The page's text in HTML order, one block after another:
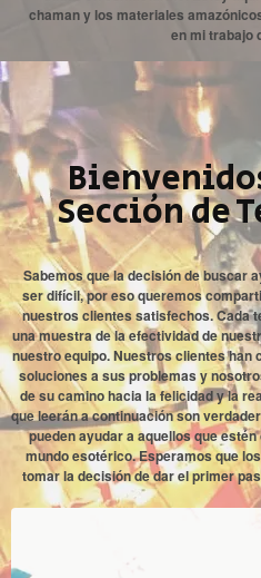
chaman y los materiales
en mi trabajo
Sección de
Sabemos que la decisión de buscar
ser difícil, por eso queremos
nuestros clientes satisfechos. Cada
una muestra de la efectividad de
nuestro equipo. Nuestros clientes han
soluciones a sus problemas y
de su camino hacia la felicidad y la
que leerán a continuación son
pueden ayudar a aquellos que
mundo esotérico. Esperamos que
tomar la decisión de dar el primer